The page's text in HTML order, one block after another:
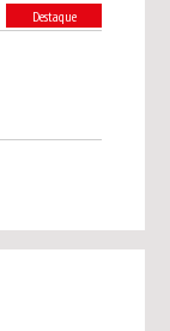
Destaque